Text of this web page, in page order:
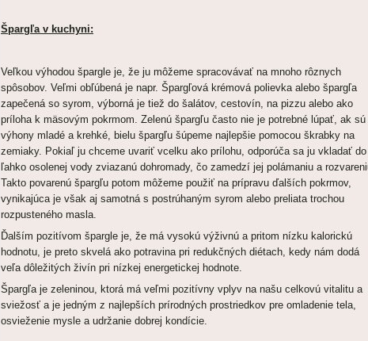
Špargľa v kuchyni:
Veľkou výhodou špargle je, že ju môžeme spracovávať na mnoho rôznych
spôsobov. Veľmi obľúbená je napr. Špargľová krémová polievka alebo špargľa
zapečená so syrom, výborná je tiež do šalátov, cestovín, na pizzu alebo ako
príloha k mäsovým pokrmom. Zelenú špargľu často nie je potrebné lúpať, ak sú
výhony mladé a krehké, bielu špargľu šúpeme najlepšie pomocou škrabky na
zemiaky. Pokiaľ ju chceme uvariť vcelku ako prílohu, odporúča sa ju vkladať do
ľahko osolenej vody zviazanú dohromady, čo zamedzí jej polámaniu a
Takto povarenú špargľu potom môžeme použiť na prípravu ďalších pokrmov,
vynikajúca je však aj samotná s postrúhaným syrom alebo preliata trochou
rozpusteného masla.
Ďalším pozitívom špargle je, že má vysokú výživnú a pritom nízku kalorickú
hodnotu, je preto skvelá ako potravina pri redukčných diétach, kedy nám dodá
veľa dôležitých živín pri nízkej energetickej hodnote.
Špargľa je zeleninou, ktorá má veľmi pozitívny vplyv na našu celkovú vitalitu a
sviežosť a je jedným z najlepších prírodných prostriedkov pre omladenie tela,
osvieženie mysle a udržanie dobrej kondície.